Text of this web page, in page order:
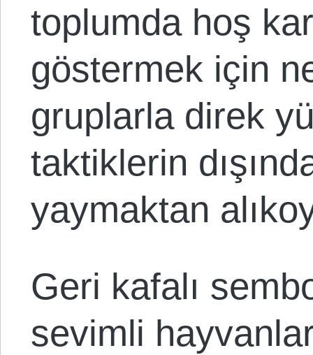
toplumda hoş
göstermek için
gruplarla direk
taktiklerin
yaymaktan
Geri kafalı
sevimli